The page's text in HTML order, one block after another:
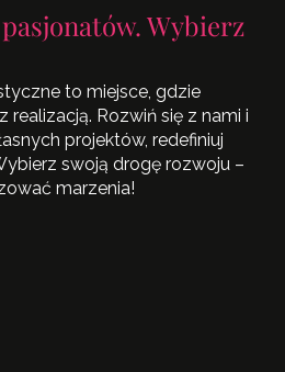
Wybierz
to miejsce, gdzie
realizacją. Rozwiń się z nami i
projektów, redefiniuj
swoją drogę rozwoju –
marzenia!